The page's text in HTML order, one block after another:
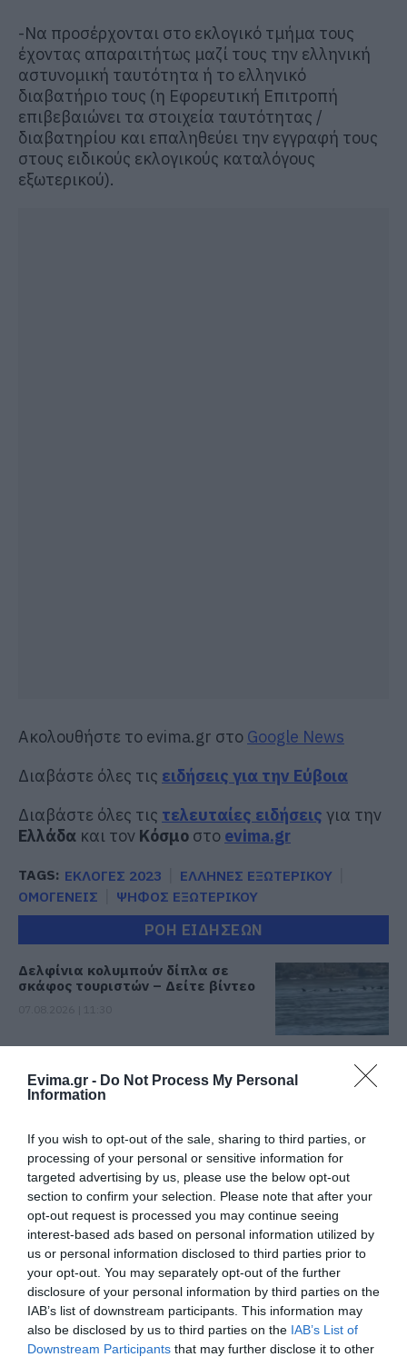
Evima.gr - Do Not Process My Personal
Information
If you wish to opt-out of the sale, sharing to third parties, or
processing of your personal or sensitive information for
targeted advertising by us, please use the below opt-out
section to confirm your selection. Please note that after your
opt-out request is processed you may continue seeing
interest-based ads based on personal information utilized by
us or personal information disclosed to third parties prior to
your opt-out. You may separately opt-out of the further
disclosure of your personal information by third parties on the
IAB’s list of downstream participants. This information may
also be disclosed by us to third parties on the IAB’s List of
Downstream Participants that may further disclose it to other
-Να προσέρχονται στο εκλογικό τμήμα τους
έχοντας απαραιτήτως μαζί τους την ελληνική
αστυνομική ταυτότητα ή το ελληνικό
διαβατήριο τους (η Εφορευτική Επιτροπή
επιβεβαιώνει τα στοιχεία ταυτότητας /
διαβατηρίου και επαληθεύει την εγγραφή τους
στους ειδικούς εκλογικούς καταλόγους
εξωτερικού).
Ακολουθήστε το evima.gr στο Google News
Διαβάστε όλες τις ειδήσεις για την Εύβοια
Διαβάστε όλες τις τελευταίες ειδήσεις για την
Ελλάδα και τον Κόσμο στο evima.gr
TAGS: ΕΚΛΟΓΕΣ 2023
ΕΛΛΗΝΕΣ ΕΞΩΤΕΡΙΚΟΥ
ΟΜΟΓΕΝΕΙΣ
ΨΗΦΟΣ ΕΞΩΤΕΡΙΚΟΥ
ΡΟΗ ΕΙΔΗΣΕΩΝ
Δελφίνια κολυμπούν δίπλα σε
σκάφος τουριστών – Δείτε βίντεο
αγωνίας για ιστιοφόρο με ξένους
επιβάτες
Έκτακτη διακοπή νερού τώρα
στην παραλία Αυλίδας
07.08.2026 | 11:00
Η Κύμη στο επίκεντρο της
γαστρονομίας – Σήμερα η μεγάλη
έναρξη!
07.08.2026 | 10:45
Τι είναι οι γανωματήδες και γιατί